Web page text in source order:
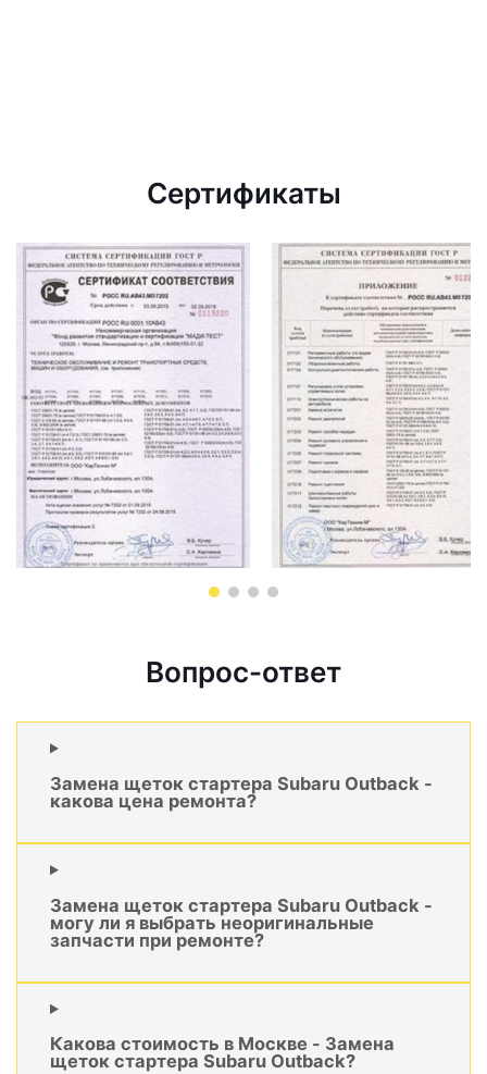
Сертификаты
Вопрос-ответ
Замена щеток стартера Subaru Outback -
какова цена ремонта?
Замена щеток стартера Subaru Outback -
могу ли я выбрать неоригинальные
запчасти при ремонте?
Какова стоимость в Москве - Замена
щеток стартера Subaru Outback?